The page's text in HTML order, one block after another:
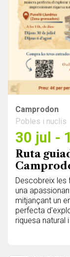
Camprodon
Pobles i nuclis
30 jul -
Ruta
Descobreix les
una
mitjançant un
perfecta
riquesa natural